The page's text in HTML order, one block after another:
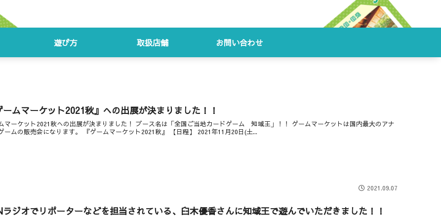
遊び方 取扱店舗 お問い合わせ
ームマーケット2021秋』への出展が決まりました！！
マーケット2021秋への出展が決まりました！ ブース名は「全国ご当地カードゲーム 知域王」！！ ゲームマーケットは国内最大のアナ
ームの販売会になります。 『ゲームマーケット2021秋』 【日程】 2021年11月20日(土...
2021.09.07
ラジオでリポーターなどを担当されている、臼木優香さんに知域王で遊んでいただきました！！